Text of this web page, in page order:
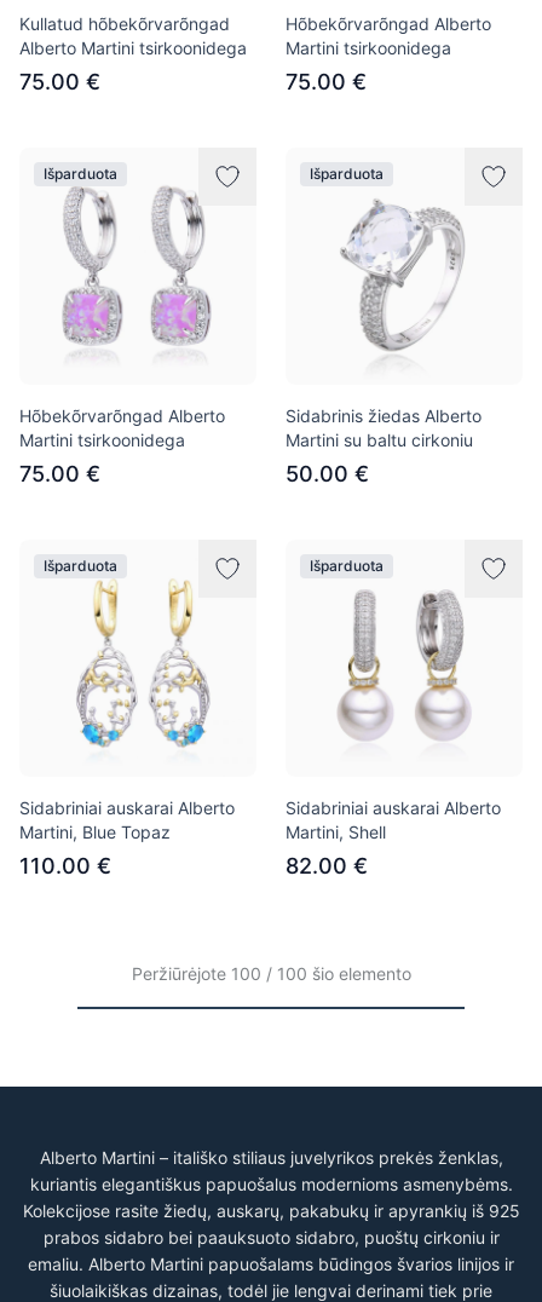
Alberto Martini – itališko stiliaus juvelyrikos prekės ženklas,
kuriantis elegantiškus papuošalus modernioms asmenybėms.
Kolekcijose rasite žiedų, auskarų, pakabukų ir apyrankių iš 925
prabos sidabro bei paauksuoto sidabro, puoštų cirkoniu ir
emaliu. Alberto Martini papuošalams būdingos švarios linijos ir
šiuolaikiškas dizainas, todėl jie lengvai derinami tiek prie
Kullatud hõbekõrvarõngad
Alberto Martini tsirkoonidega
75.00 €
Hõbekõrvarõngad Alberto
Martini tsirkoonidega
75.00 €
Išparduota
Hõbekõrvarõngad Alberto
Martini tsirkoonidega
75.00 €
Išparduota
Sidabrinis žiedas Alberto
Martini su baltu cirkoniu
50.00 €
Išparduota
Sidabriniai auskarai Alberto
Martini, Blue Topaz
110.00 €
Išparduota
Sidabriniai auskarai Alberto
Martini, Shell
82.00 €
Peržiūrėjote 100 / 100 šio elemento